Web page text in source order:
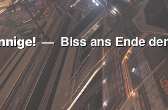
Biss ans Ende